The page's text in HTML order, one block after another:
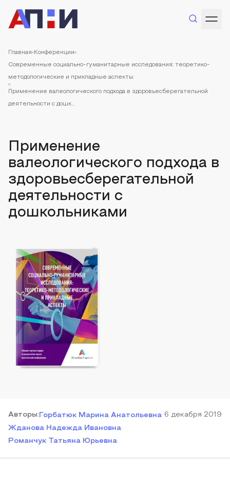
Главная Конференции
Современные социально-гуманитарные исследования: теоретико-
методологические и прикладные аспекты
Применение валеологического подхода в здоровьесберегательной
деятельности с дошк...
Применение
валеологического подхода в
здоровьесберегательной
деятельности с
дошкольниками
Авторы:Горбатюк Марина Анатольевна
Жданова Надежда Ивановна
Романчук Татьяна Юрьевна
6 декабря 2019